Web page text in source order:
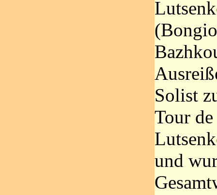
Solist
Tour
und